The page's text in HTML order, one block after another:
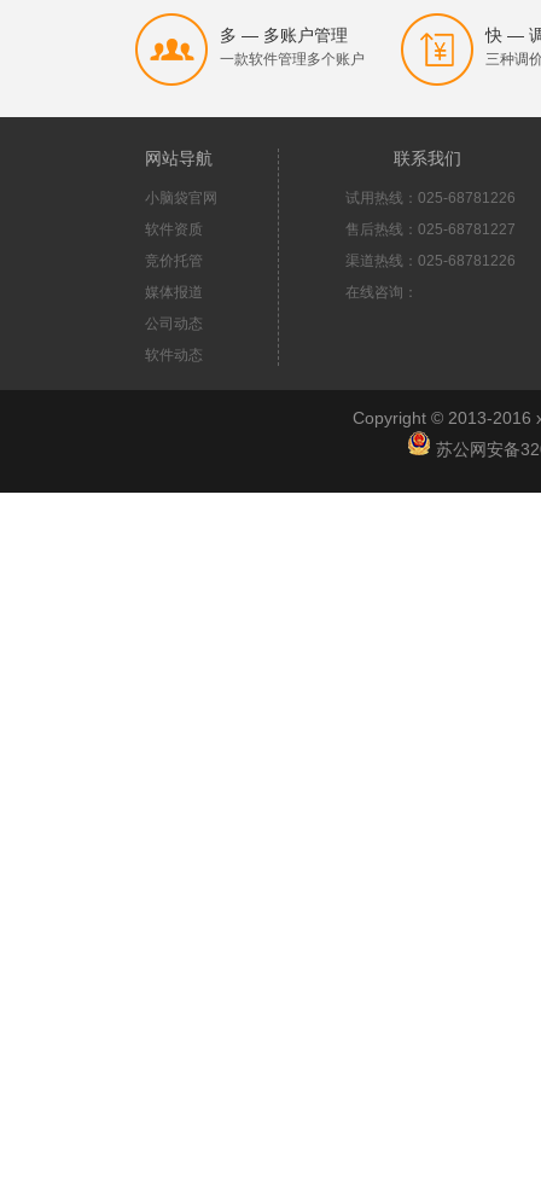
多 — 多账户管理
一款软件管理多个账户
快 —
三种调
网站导航
小脑袋官网
软件资质
竞价托管
媒体报道
公司动态
软件动态
联系我们
试用热线：025-68781226
售后热线：025-68781227
渠道热线：025-68781226
在线咨询：
Copyright © 2013-2016
苏公网安备